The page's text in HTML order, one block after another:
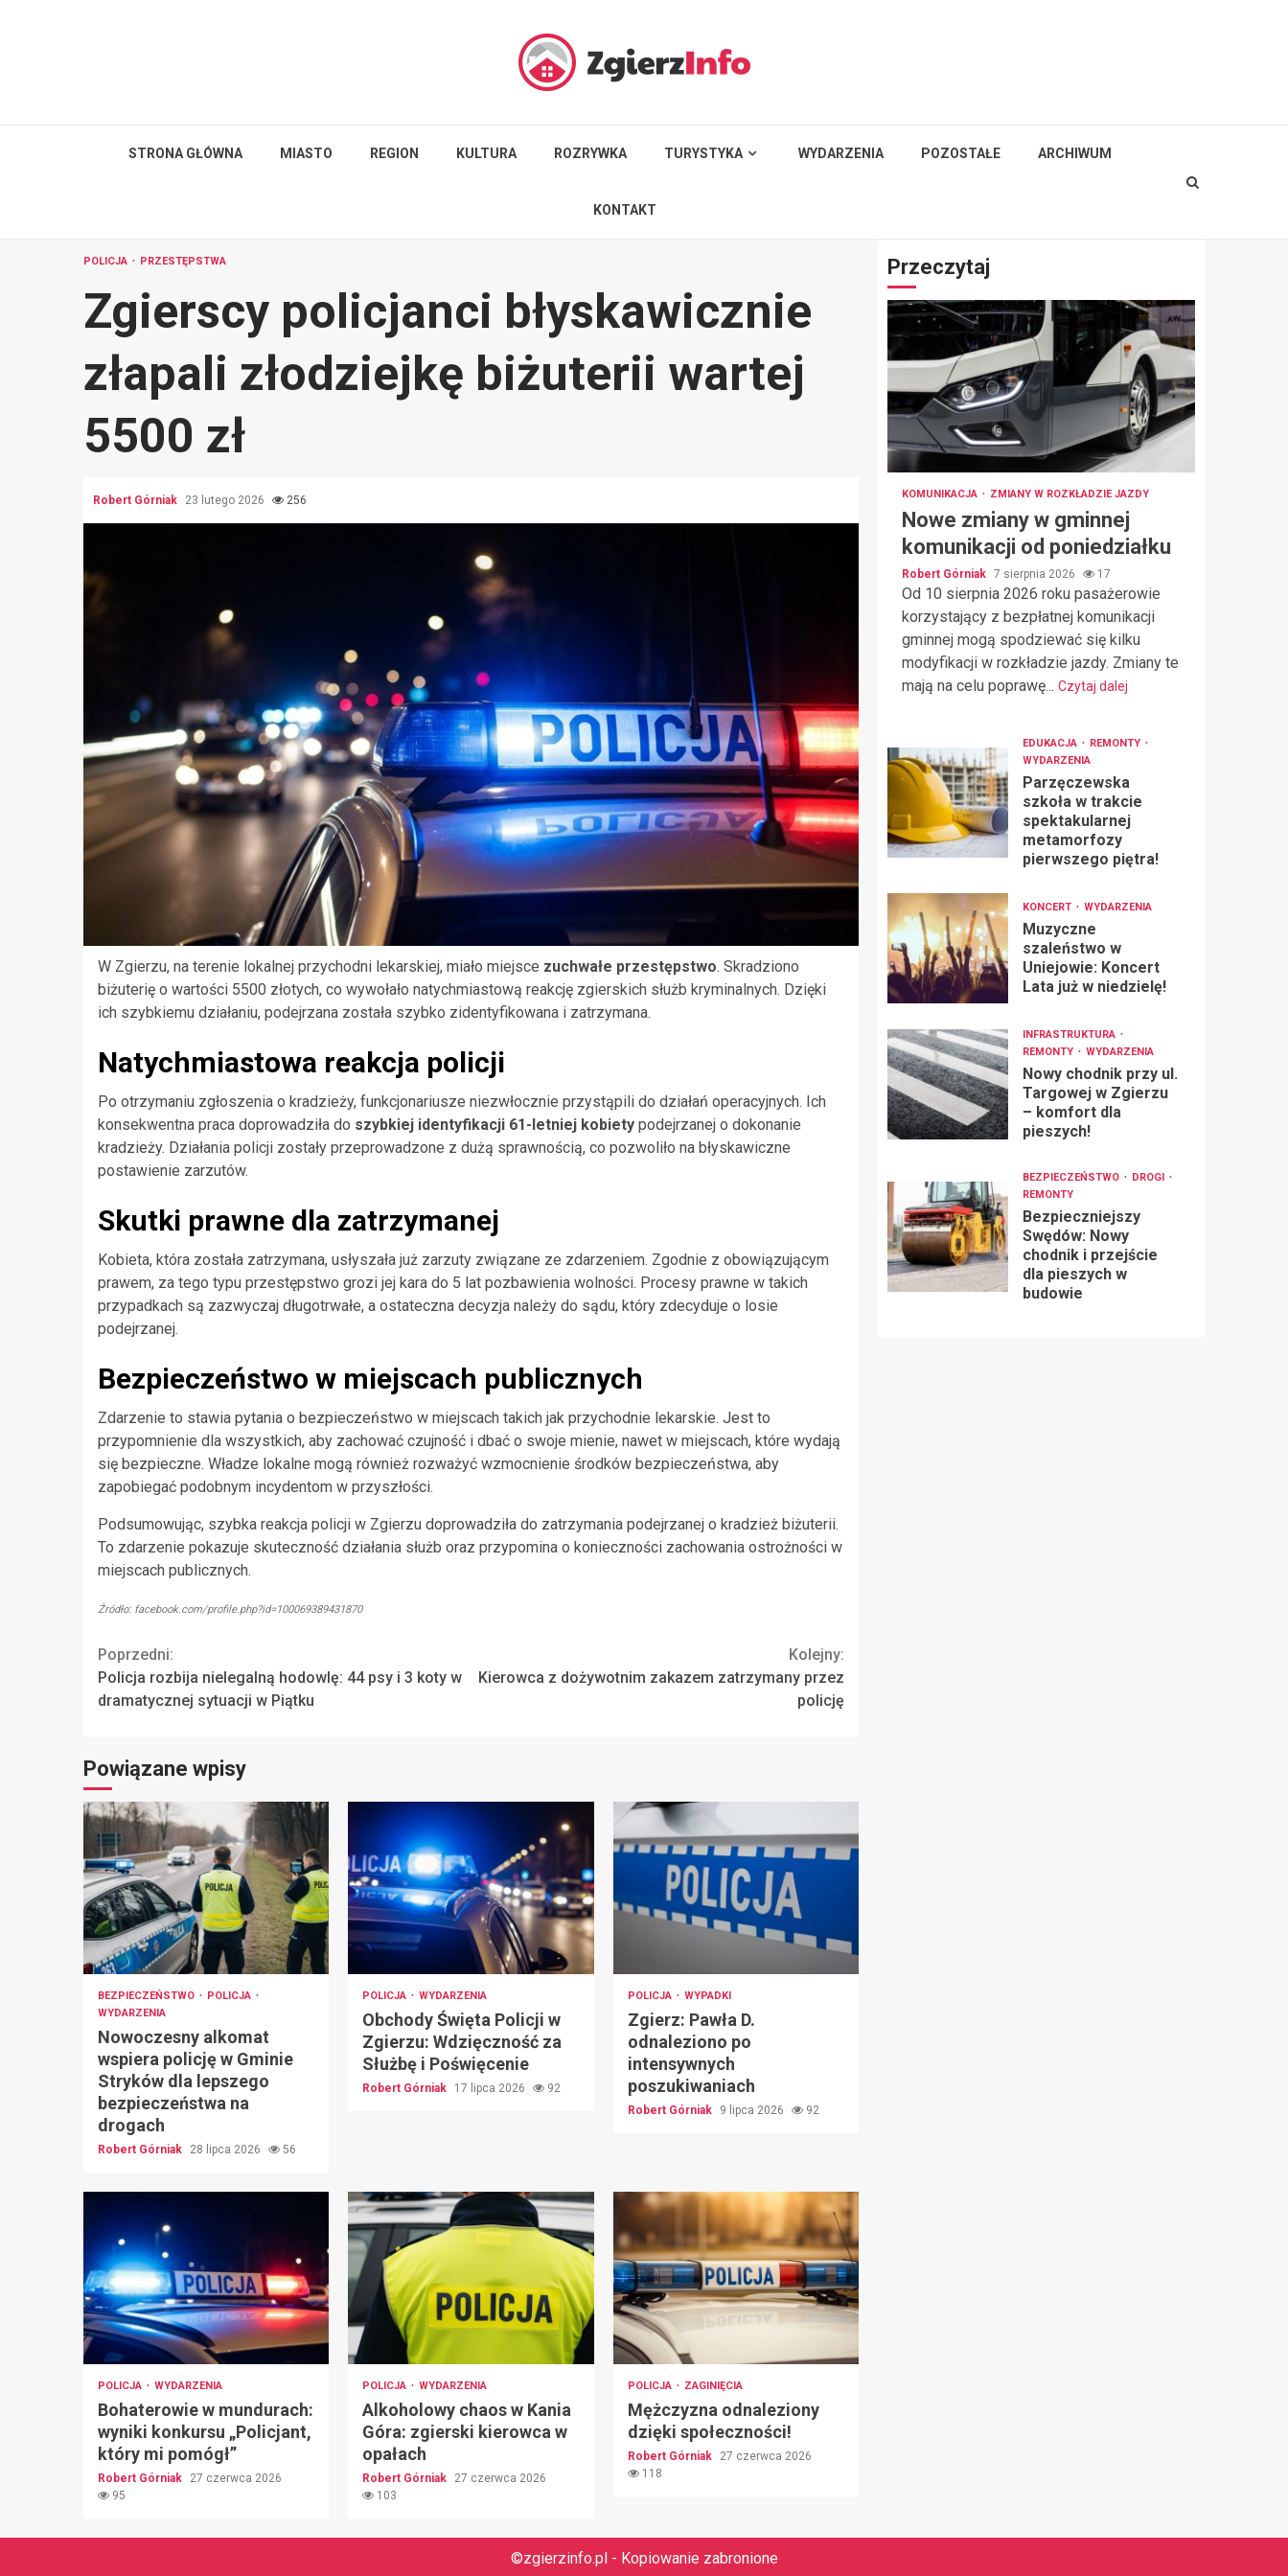
STRONA GŁÓWNA MIASTO REGION KULTURA ROZRYWKA TURYSTYKA WYDARZENIA POZOSTAŁE ARCHIWUM
KONTAKT
POLICJA PRZESTĘPSTWA
Zgierscy policjanci błyskawicznie
złapali złodziejkę biżuterii wartej
5500 zł
Robert Górniak 23 lutego 2026 256
W Zgierzu, na terenie lokalnej przychodni lekarskiej, miało miejsce zuchwałe przestępstwo. Skradziono
biżuterię o wartości 5500 złotych, co wywołało natychmiastową reakcję zgierskich służb kryminalnych. Dzięki
ich szybkiemu działaniu, podejrzana została szybko zidentyfikowana i zatrzymana.
Natychmiastowa reakcja policji
Po otrzymaniu zgłoszenia o kradzieży, funkcjonariusze niezwłocznie przystąpili do działań operacyjnych. Ich
konsekwentna praca doprowadziła do szybkiej identyfikacji 61-letniej kobiety podejrzanej o dokonanie
kradzieży. Działania policji zostały przeprowadzone z dużą sprawnością, co pozwoliło na błyskawiczne
postawienie zarzutów.
Skutki prawne dla zatrzymanej
Kobieta, która została zatrzymana, usłyszała już zarzuty związane ze zdarzeniem. Zgodnie z obowiązującym
prawem, za tego typu przestępstwo grozi jej kara do 5 lat pozbawienia wolności. Procesy prawne w takich
przypadkach są zazwyczaj długotrwałe, a ostateczna decyzja należy do sądu, który zdecyduje o losie
podejrzanej.
Bezpieczeństwo w miejscach publicznych
Zdarzenie to stawia pytania o bezpieczeństwo w miejscach takich jak przychodnie lekarskie. Jest to
przypomnienie dla wszystkich, aby zachować czujność i dbać o swoje mienie, nawet w miejscach, które wydają
się bezpieczne. Władze lokalne mogą również rozważyć wzmocnienie środków bezpieczeństwa, aby
zapobiegać podobnym incydentom w przyszłości.
Podsumowując, szybka reakcja policji w Zgierzu doprowadziła do zatrzymania podejrzanej o kradzież biżuterii.
To zdarzenie pokazuje skuteczność działania służb oraz przypomina o konieczności zachowania ostrożności w
miejscach publicznych.
Źródło: facebook.com/profile.php?id=100069389431870
Continue
Reading
Poprzedni:
Policja rozbija nielegalną hodowlę: 44 psy i 3 koty w
dramatycznej sytuacji w Piątku
Kolejny:
Kierowca z dożywotnim zakazem zatrzymany przez
policję
Powiązane wpisy
BEZPIECZEŃSTWO
POLICJA
WYDARZENIA
Nowoczesny alkomat
wspiera policję w Gminie
Stryków dla lepszego
bezpieczeństwa na
drogach
Robert Górniak 28 lipca 2026 56
POLICJA WYDARZENIA
Obchody Święta Policji w
Zgierzu: Wdzięczność za
Służbę i Poświęcenie
Robert Górniak 17 lipca 2026 92
POLICJA WYPADKI
Zgierz: Pawła D.
odnaleziono po
intensywnych
poszukiwaniach
Robert Górniak 9 lipca 2026 92
POLICJA WYDARZENIA
Bohaterowie w mundurach:
wyniki konkursu „Policjant,
który mi pomógł”
Robert Górniak
27 czerwca 2026
95
POLICJA WYDARZENIA
Alkoholowy chaos w Kania
Góra: zgierski kierowca w
opałach
Robert Górniak
27 czerwca 2026
103
POLICJA ZAGINIĘCIA
Mężczyzna odnaleziony
dzięki społeczności!
Robert Górniak
27 czerwca 2026
118
Przeczytaj
KOMUNIKACJA ZMIANY W ROZKŁADZIE JAZDY
Nowe zmiany w gminnej
komunikacji od poniedziałku
Robert Górniak 7 sierpnia 2026 17
Od 10 sierpnia 2026 roku pasażerowie
korzystający z bezpłatnej komunikacji
gminnej mogą spodziewać się kilku
modyfikacji w rozkładzie jazdy. Zmiany te
mają na celu poprawę... Czytaj dalej
EDUKACJA
REMONTY
WYDARZENIA
Parzęczewska
szkoła w trakcie
spektakularnej
metamorfozy
pierwszego piętra!
KONCERT WYDARZENIA
Muzyczne
szaleństwo w
Uniejowie: Koncert
Lata już w niedzielę!
INFRASTRUKTURA
REMONTY
WYDARZENIA
Nowy chodnik przy ul.
Targowej w Zgierzu
– komfort dla
pieszych!
BEZPIECZEŃSTWO
DROGI
REMONTY
Bezpieczniejszy
Swędów: Nowy
chodnik i przejście
dla pieszych w
budowie
©zgierzinfo.pl - Kopiowanie zabronione